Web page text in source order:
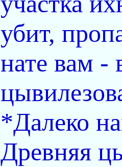
убит,
нате вам -
*Далеко
Древняя